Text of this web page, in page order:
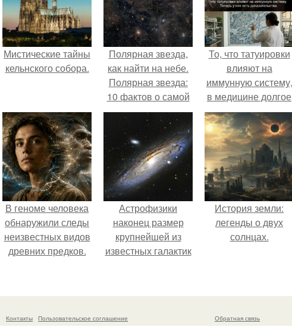
Мистические тайны
кельнского собора.
Полярная звезда,
как найти на небе.
Полярная звезда:
10 фактов о самой
известной звезде
ночного неба.
То, что татуировки
влияют на
иммунную систему,
в медицине долгое
время
рассматривалось
лишь как гипотеза.
В геноме человека
обнаружили следы
неизвестных видов
древних предков.
Астрофизики
наконец размер
крупнейшей из
известных галактик
История земли:
легенды о двух
солнцах.
Контакты Пользовательское соглашение Обратная связь